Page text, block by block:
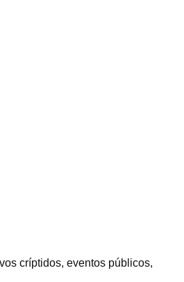
críptidos, eventos públicos,